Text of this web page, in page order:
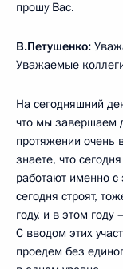
прошу Вас.
В.Петушенко:
Уважаемые
На сегодняшний
что мы завершаем
протяжении очень
знаете, что
работают именно с
сегодня строят,
году, и в этом
С вводом этих
проедем без